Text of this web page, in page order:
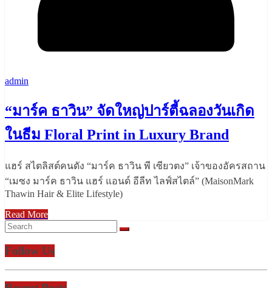
admin
“มาร์ค ธาวิน” จัดใหญ่ปาร์ตี้ฉลองวันเกิด
ในธีม Floral Print in Luxury Brand
แฮร์ สไตลิสต์คนดัง “มาร์ค ธาวิน พี เซียวตง” เจ้าของอัครสถาน
“เมซง มาร์ค ธาวิน แฮร์ แอนด์ อีลีท ไลฟ์สไตล์” (MaisonMark
Thawin Hair & Elite Lifestyle)
Read More
Follow Us